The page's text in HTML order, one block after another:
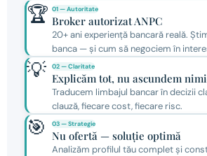
🏆 01 — Autoritate
Broker autorizat ANPC
20+ ani experiență bancară reală.
banca — și cum să negociem în
💡 02 — Claritate
Explicăm tot, nu ascundem
Traducem limbajul bancar în decizii
clauză, fiecare cost, fiecare risc.
🎯 03 — Strategie
Nu ofertă — soluție optimă
Analizăm profilul tău complet și